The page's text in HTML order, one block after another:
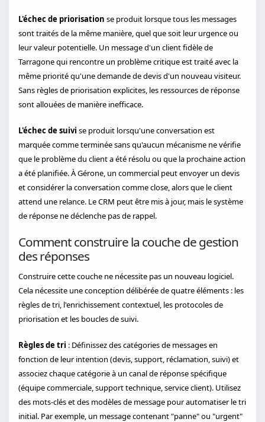
L'échec de priorisation se produit lorsque tous les messages
sont traités de la même manière, quel que soit leur urgence ou
leur valeur potentielle. Un message d'un client fidèle de
Tarragone qui rencontre un problème critique est traité avec la
même priorité qu'une demande de devis d'un nouveau visiteur.
Sans règles de priorisation explicites, les ressources de réponse
sont allouées de manière inefficace.
L'échec de suivi se produit lorsqu'une conversation est
marquée comme terminée sans qu'aucun mécanisme ne vérifie
que le problème du client a été résolu ou que la prochaine action
a été planifiée. À Gérone, un commercial peut envoyer un devis
et considérer la conversation comme close, alors que le client
attend une relance. Le CRM peut être mis à jour, mais le système
de réponse ne déclenche pas de rappel.
Comment construire la couche de gestion
des réponses
Construire cette couche ne nécessite pas un nouveau logiciel.
Cela nécessite une conception délibérée de quatre éléments : les
règles de tri, l'enrichissement contextuel, les protocoles de
priorisation et les boucles de suivi.
Règles de tri : Définissez des catégories de messages en
fonction de leur intention (devis, support, réclamation, suivi) et
associez chaque catégorie à un canal de réponse spécifique
(équipe commerciale, support technique, service client). Utilisez
des mots-clés et des modèles de message pour automatiser le tri
initial. Par exemple, un message contenant "panne" ou "urgent"